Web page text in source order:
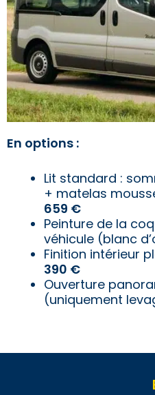
En options :
Lit standard :
+ matelas
659 €
Peinture de la
véhicule (blanc
Finition intérieur
390 €
Ouverture
(uniquement